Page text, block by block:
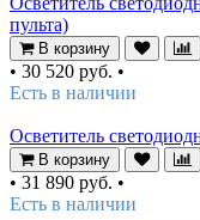
пульта)
В корзину
• 30 520 руб. •
Есть в наличии
Осветитель
В корзину
• 31 890 руб. •
Есть в наличии